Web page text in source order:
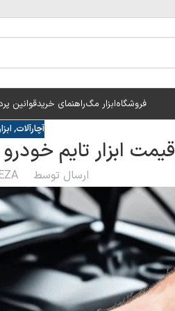
فروشگاهابزار مگراهنمای خریدقوانین
آچارآلات,
قیمت ابزار تایم
ارسال توسط